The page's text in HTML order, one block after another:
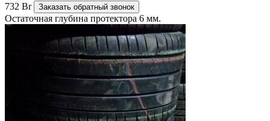
732 Br Заказать обратный звонок
Остаточная глубина протектора 6 мм.